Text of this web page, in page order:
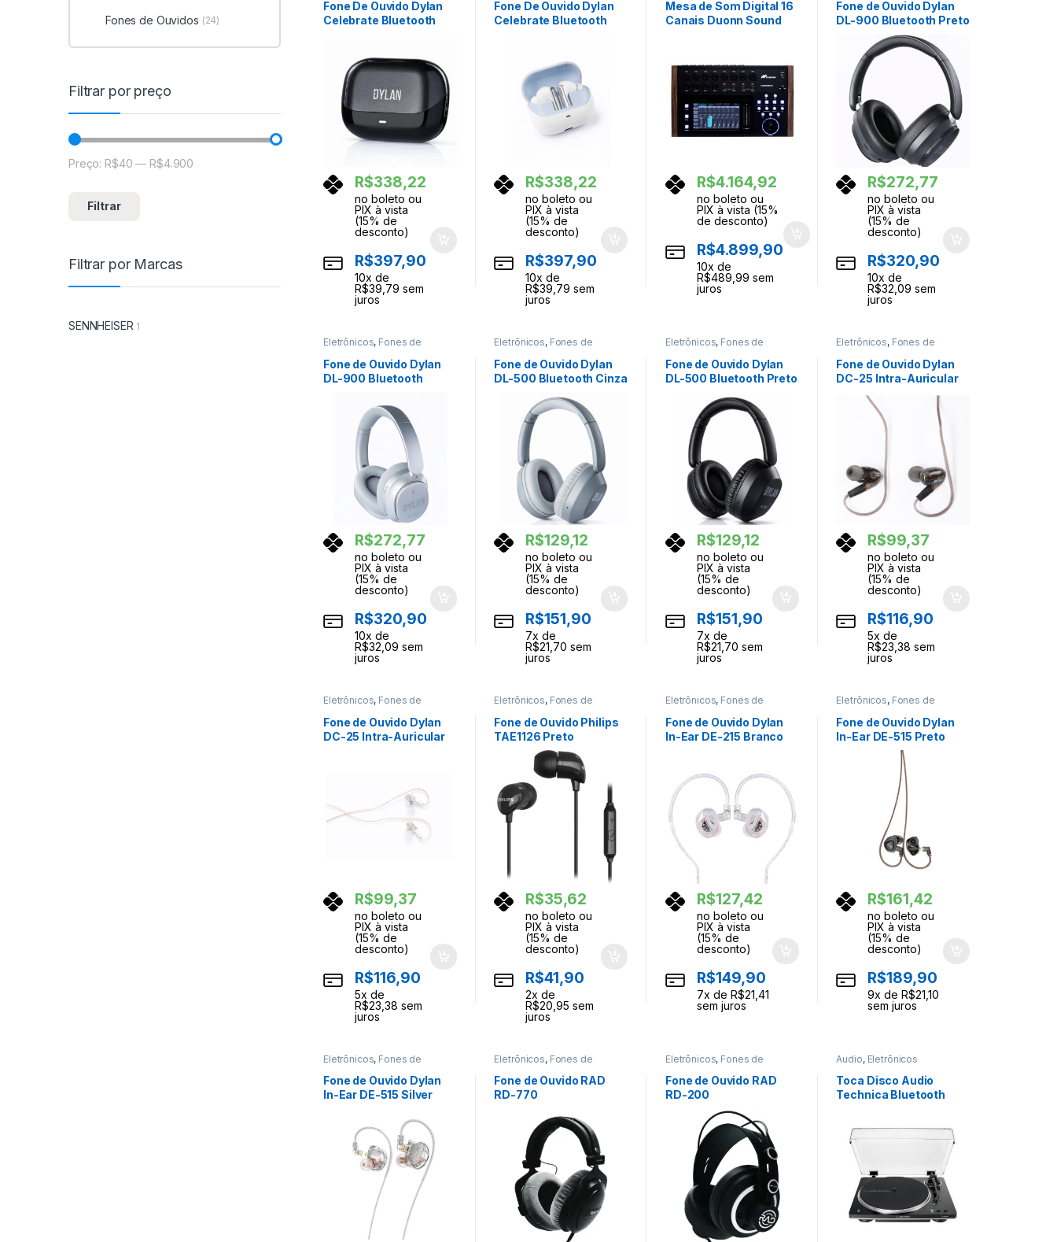
Fone De Ouvido Dylan
Celebrate Bluetooth
R$338,22
no boleto ou
PIX à vista
(15% de
desconto)
R$397,90
10x de
R$39,79 sem
juros
Fone De Ouvido Dylan
Celebrate Bluetooth
R$338,22
no boleto ou
PIX à vista
(15% de
desconto)
R$397,90
10x de
R$39,79 sem
juros
Mesa de Som Digital 16
Canais Duonn Sound
R$4.164,92
no boleto ou
PIX à vista (15%
de desconto)
R$4.899,90
10x de
R$489,99 sem
juros
Fone de Ouvido Dylan
DL-900 Bluetooth Preto
R$272,77
no boleto ou
PIX à vista
(15% de
desconto)
R$320,90
10x de
R$32,09 sem
juros
Eletrônicos, Fones de
Fone de Ouvido Dylan
DL-900 Bluetooth
R$272,77
no boleto ou
PIX à vista
(15% de
desconto)
R$320,90
10x de
R$32,09 sem
juros
Eletrônicos, Fones de
Fone de Ouvido Dylan
DL-500 Bluetooth Cinza
R$129,12
no boleto ou
PIX à vista
(15% de
desconto)
R$151,90
7x de
R$21,70 sem
juros
Eletrônicos, Fones de
Fone de Ouvido Dylan
DL-500 Bluetooth Preto
R$129,12
no boleto ou
PIX à vista
(15% de
desconto)
R$151,90
7x de
R$21,70 sem
juros
Eletrônicos, Fones de
Fone de Ouvido Dylan
DC-25 Intra-Auricular
com Fio Preto
R$99,37
no boleto ou
PIX à vista
(15% de
desconto)
R$116,90
5x de
R$23,38 sem
juros
Eletrônicos, Fones de
Fone de Ouvido Dylan
DC-25 Intra-Auricular
R$99,37
no boleto ou
PIX à vista
(15% de
desconto)
R$116,90
5x de
R$23,38 sem
juros
Eletrônicos, Fones de
Fone de Ouvido Philips
TAE1126 Preto
R$35,62
no boleto ou
PIX à vista
(15% de
desconto)
R$41,90
2x de
R$20,95 sem
juros
Eletrônicos, Fones de
Fone de Ouvido Dylan
In-Ear DE-215 Branco
R$127,42
no boleto ou
PIX à vista
(15% de
desconto)
R$149,90
7x de R$21,41
sem juros
Eletrônicos, Fones de
Fone de Ouvido Dylan
In-Ear DE-515 Preto
Monitor de Palco
R$161,42
no boleto ou
PIX à vista
(15% de
desconto)
R$189,90
9x deR$21,10
sem juros
Eletrônicos, Fones de
Fone de Ouvido Dylan
In-Ear DE-515 Silver
Eletrônicos, Fones de
Fone de Ouvido RAD
RD-770
Eletrônicos, Fones de
Fone de Ouvido RAD
RD-200
Audio, Eletrônicos
Toca Disco Audio
Technica Bluetooth
Fones de Ouvidos (24)
Filtrar por preço
Preço mínimo
Preço máximo
Filtrar
Preço: R$40 — R$4.900
Filtrar por Marcas
SENNHEISER 1